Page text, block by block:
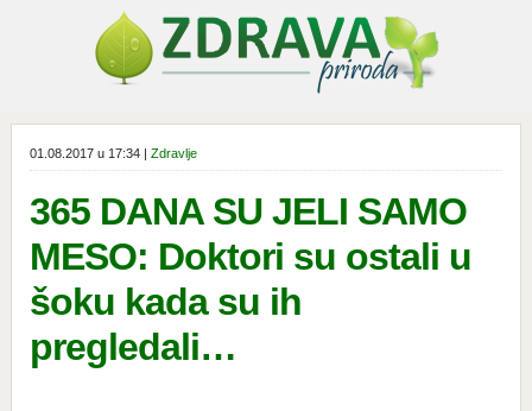
01.08.2017 u 17:34 | Zdravlje
365 DANA SU JELI SAMO
MESO: Doktori su ostali u
šoku kada su ih
pregledali…